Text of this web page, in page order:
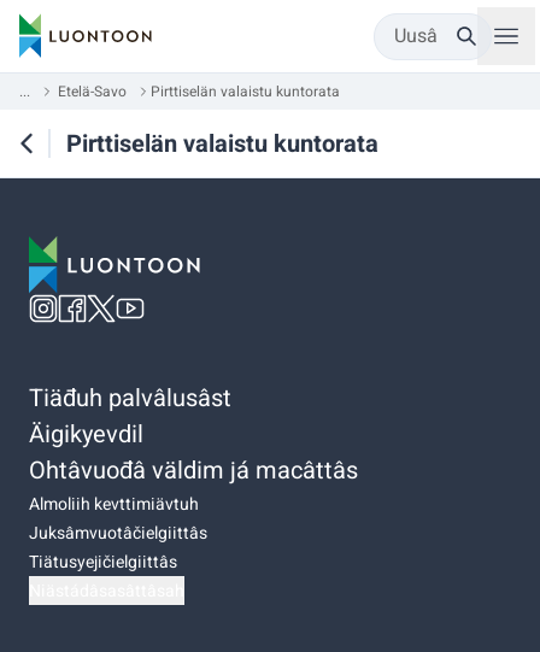
Uusâ
... Etelä-Savo Pirttiselän valaistu kuntorata
Pirttiselän valaistu kuntorata
Tiäđuh palvâlusâst
Äigikyevdil
Ohtâvuođâ väldim já macâttâs
Almoliih kevttimiävtuh
Juksâmvuotâčielgiittâs
Tiätusyejičielgiittâs